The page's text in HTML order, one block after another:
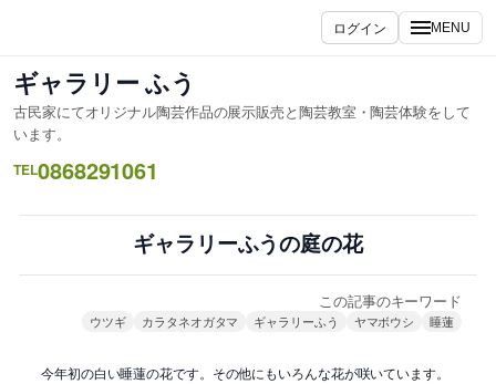
ス
キ
ッ
プ
ログイン MENU
ギャラリー ふう
古民家にてオリジナル陶芸作品の展示販売と陶芸教室・陶芸体験をして
います。
TEL0868291061
ギャラリーふうの庭の花
この記事のキーワード
ウツギ カラタネオガタマ ギャラリーふう ヤマボウシ 睡蓮
今年初の白い睡蓮の花です。その他にもいろんな花が咲いています。